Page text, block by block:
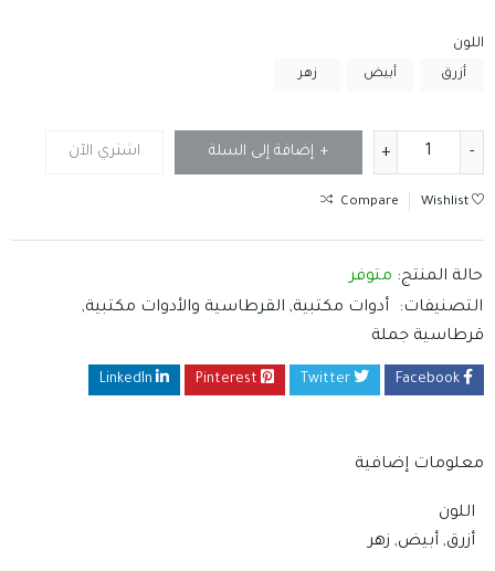
اللون
أزرق أبيض زهر
إضافة إلى السلة اشتري الآن
Wishlist
Compare
حالة المنتج: متوفر
التصنيفات:
أدوات مكتبية, القرطاسية والأدوات مكتبية,
قرطاسية جملة
Facebook
Twitter
Pinterest
LinkedIn
معلومات إضافية
اللون
أزرق, أبيض, زهر